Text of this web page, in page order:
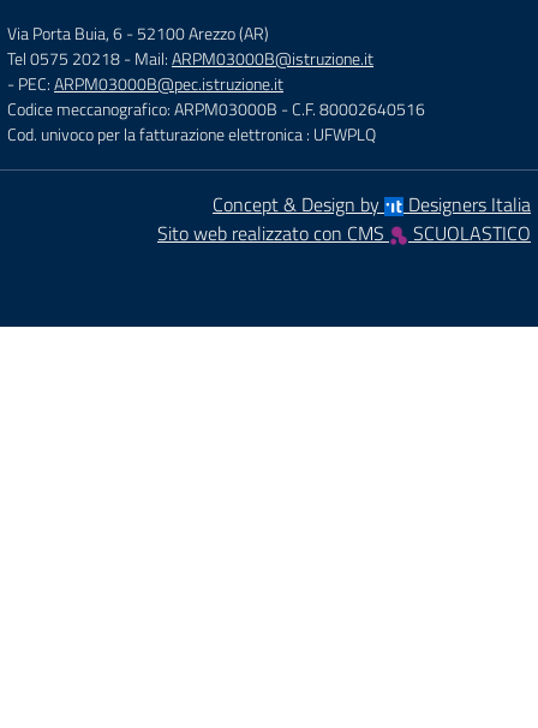
Via Porta Buia, 6-52100 Arezzo (AR)
Tel 0575 20218- Mail:ARPM03000B@istruzione.it
- PEC:ARPM03000B@pec.istruzione.it
Codice meccanografico: ARPM03000B - C.F. 80002640516
Cod. univoco per la fatturazione elettronica : UFWPLQ
Concept & Design by
Designers Italia
Sito web realizzato con CMS
SCUOLASTICO